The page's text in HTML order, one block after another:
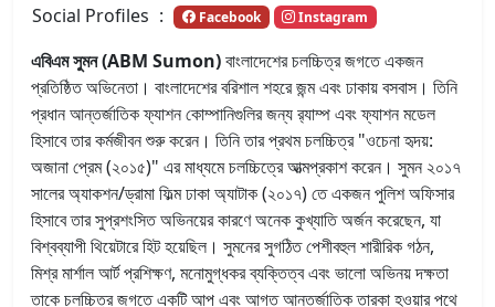
Social Profiles : Facebook Instagram
এবিএম সুমন (ABM Sumon)বাংলাদেশের চলচ্চিত্র জগতে একজন
প্রতিষ্ঠিত অভিনেতা। বাংলাদেশের বরিশাল শহরে জন্ম এবং ঢাকায় বসবাস। তিনি
প্রধান আন্তর্জাতিক ফ্যাশন কোম্পানিগুলির জন্য র‌্যাম্প এবং ফ্যাশন মডেল
হিসাবে তার কর্মজীবন শুরু করেন। তিনি তার প্রথম চলচ্চিত্র "ওচেনা হৃদয়:
অজানা প্রেম (২০১৫)" এর মাধ্যমে চলচ্চিত্রে আত্মপ্রকাশ করেন। সুমন ২০১৭
সালের অ্যাকশন/ড্রামা ফিল্ম ঢাকা অ্যাটাক (২০১৭) তে একজন পুলিশ অফিসার
হিসাবে তার সুপ্রশংসিত অভিনয়ের কারণে অনেক কুখ্যাতি অর্জন করেছেন, যা
বিশ্বব্যাপী থিয়েটারে হিট হয়েছিল। সুমনের সুগঠিত পেশীবহুল শারীরিক গঠন,
মিশ্র মার্শাল আর্ট প্রশিক্ষণ, মনোমুগ্ধকর ব্যক্তিত্ব এবং ভালো অভিনয় দক্ষতা
তাকে চলচ্চিত্র জগতে একটি আপ এবং আগত আন্তর্জাতিক তারকা হওয়ার পথে